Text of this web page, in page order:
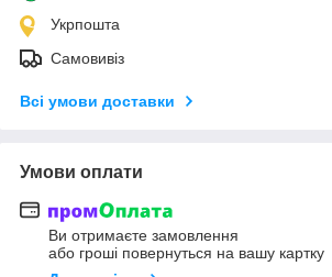
Укрпошта
Самовивіз
Всі умови доставки
Умови оплати
Ви отримаєте замовлення
або гроші повернуться на вашу картку